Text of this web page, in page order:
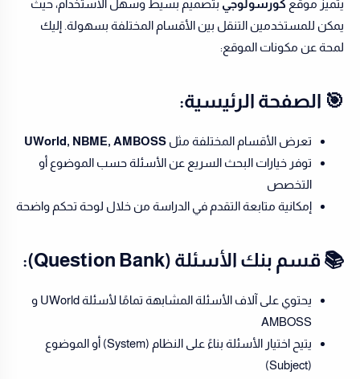
يتميز موقع كورسولوجي بتصميم بسيط وسهل الاستخدام، حيث
يمكن للمستخدمين التنقل بين الأقسام المختلفة بسهولة. إليك
لمحة عن مكونات الموقع:
🎯 الصفحة الرئيسية:
تعرض الأقسام المختلفة مثل UWorld, NBME, AMBOSS
توفر خيارات البحث السريع عن الأسئلة حسب الموضوع أو
التخصص
إمكانية متابعة التقدم في الدراسة من خلال لوحة تحكم واضحة
📚 قسم بنك الأسئلة (Question Bank):
يحتوي على آلاف الأسئلة المشابهة تمامًا لأسئلة UWorld و
AMBOSS
يتيح اختيار الأسئلة بناءً على النظام (System) أو الموضوع
(Subject)